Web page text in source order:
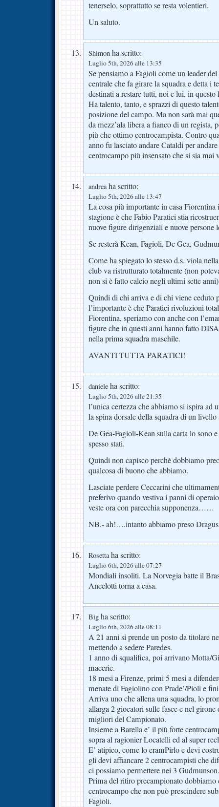
tenerselo, soprattutto se resta volentieri.
Un saluto.
Shimon ha scritto:
Luglio 5th, 2026 alle 13:35
Se pensiamo a Fagioli come un leader
centrale che fa girare la squadra e detta i
destinati a restare tutti, noi e lui, in
Ha talento, tanto, e sprazzi di questo
posizione del campo. Ma non sarà mai
da mezz’ala libera a fianco di un regista,
più che ottimo centrocampista. Contro
anno fu lasciato andare Cataldi per
centrocampo più insensato che si sia mai
andreaha scritto:
Luglio 5th, 2026 alle 13:47
La cosa più importante in casa
stagione è che Fabio Paratici stia
nuove figure dirigenziali e nuove persone
Se resterà Kean, Fagioli, De Gea,
Come ha spiegato lo stesso d.s. viola
club va ristrutturato totalmente (non
non si è fatto calcio negli ultimi sette
Quindi di chi arriva e di chi viene ceduto
l’importante è che Paratici rivoluzioni
Fiorentina, speriamo con anche con
figure che in questi anni hanno fatto
nella prima squadra maschile.
AVANTI TUTTA PARATICI!
daniele ha scritto:
Luglio 5th, 2026 alle 21:35
l’unica certezza che abbiamo si ispira ad
la spina dorsale della squadra di un livello
De Gea-Fagioli-Kean sulla carta lo sono
spesso stati.
Quindi non capisco perchè dobbiamo
qualcosa di buono che abbiamo.
Lasciate perdere Ceccarini che
preferivo quando vestiva i panni di
veste ora con parecchia supponenza……
NB.- ah!….intanto abbiamo preso
Rosettaha scritto:
Luglio 6th, 2026 alle 07:27
Mondiali insoliti. La Norvegia batte il
Ancelotti torna a casa.
Big ha scritto:
Luglio 6th, 2026 alle 08:11
A 21 anni si prende un posto da titolare
mettendo a sedere Paredes.
1 anno di squalifica, poi arrivano Motta/
macerie.
18 mesi a Firenze, primi 5 mesi a
menate di Fagiolino con Prade’/Pioli e
Arriva uno che allena una squadra, lo
allarga 2 giocatori sulle fasce e nel girone
migliori del Campionato.
Insieme a Barella e’ il più forte
sopra al ragionier Locatelli ed al super
E’ atipico, come lo eramPirlo e devi
gli devi affiancare 2 centrocampisti che
ci possiamo permettere nei 3 Gudmunson.
Prima del ritiro precampionato dobbiamo
centrocampo che non può prescindere
Fagioli.